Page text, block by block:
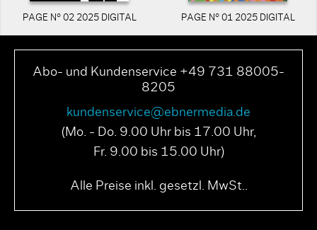
PAGE N° 02 2025 DIGITAL PAGE N° 01 2025 DIGITAL
Abo- und Kundenservice +49 731 88005-
8205
kundenservice@ebnermedia.de
(Mo. - Do. 9.00 Uhr bis 17.00 Uhr,
Fr. 9.00 bis 15.00 Uhr)
Alle Preise inkl. gesetzl. MwSt..